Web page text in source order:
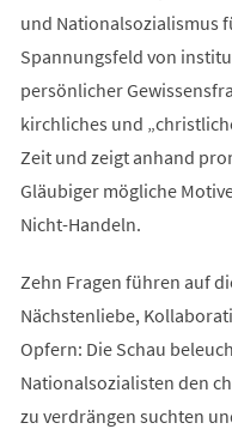
und Nationalsozialismus
Spannungsfeld von
persönlicher
kirchliches und
Zeit und zeigt anhand
Gläubiger mögliche
Nicht-Handeln.
Zehn Fragen führen auf
Nächstenliebe,
Opfern: Die Schau
Nationalsozialisten den
zu verdrängen suchten